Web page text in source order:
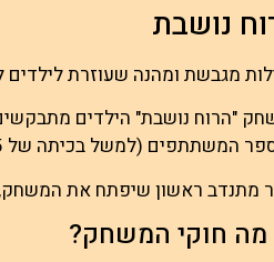
נושבת
מגבשת ומהנה שעוזרת
(למשל בכיתה של 25 תלמידים נסדר מעגל עם 24 כיסאות).
מתנדב ראשון שיפתח את המשחק,
מה חוקי המשחק?